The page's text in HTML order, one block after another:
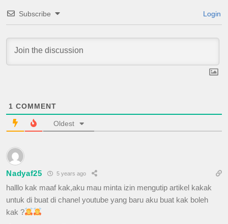
Subscribe Login
1 COMMENT
Oldest
Nadyaf25 5 years ago
halllo kak maaf kak,aku mau minta izin mengutip artikel kakak
untuk di buat di chanel youtube yang baru aku buat kak boleh
kak ?